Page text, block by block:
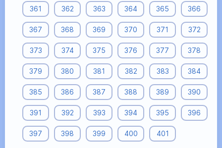
361 362 363 364 365 366
367 368 369 370 371 372
373 374 375 376 377 378
379 380 381 382 383 384
385 386 387 388 389 390
391 392 393 394 395 396
397 398 399 400 401